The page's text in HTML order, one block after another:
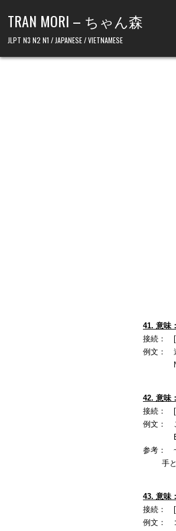
TRAN MORI – ちゃん森
JLPT N3 N2 N1 / JAPANESE / VIETNAMESE
41. 意
接続： [
例文：
Nếu
42. 意
接続： [
例文：
Bộ
参考：
手とい
43. 意
接続： [
例文：